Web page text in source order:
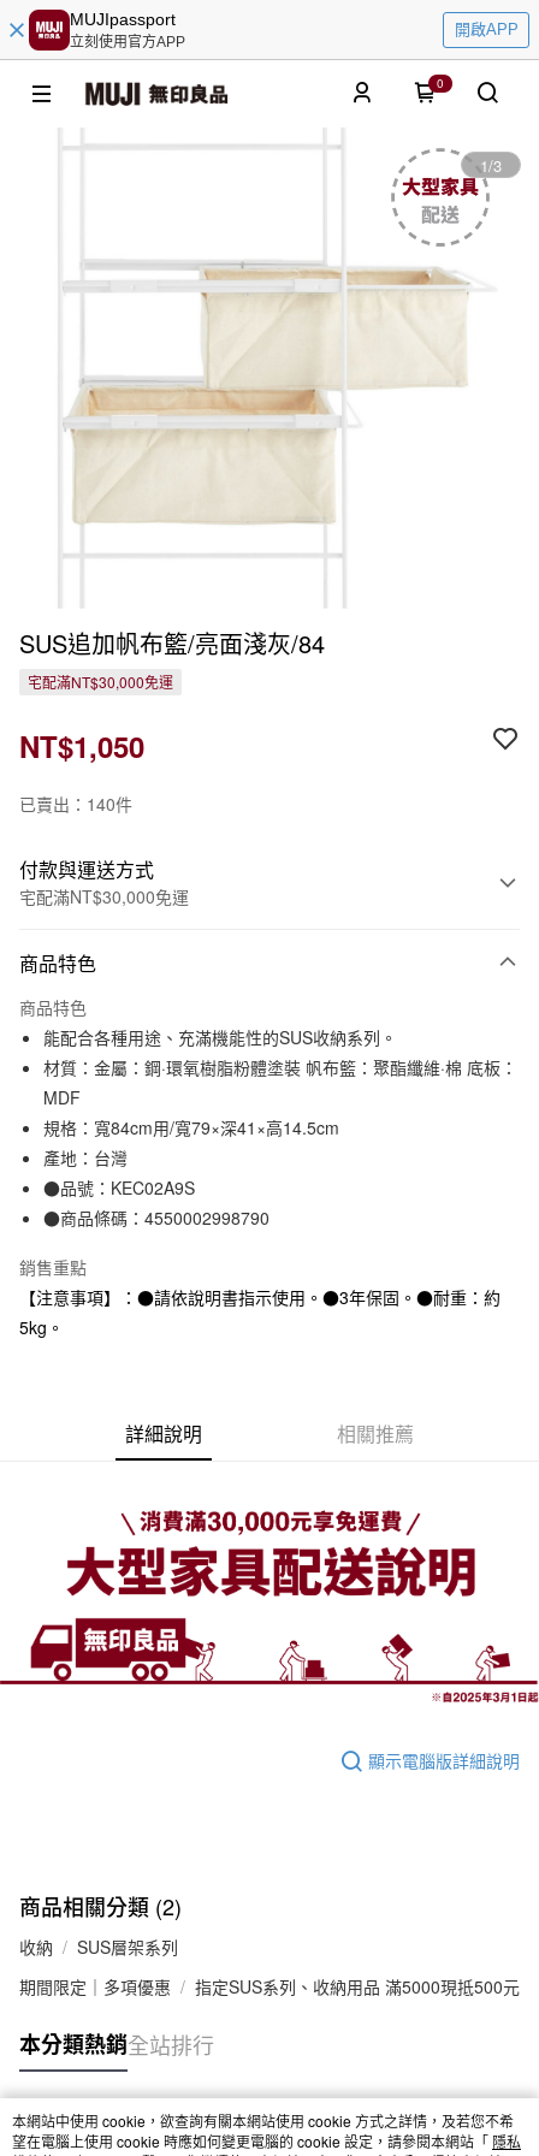
MUJIpassport
立刻使用官方APP
開啟APP
0
1/3
SUS追加帆布籃/亮面淺灰/84
宅配滿NT$30,000免運
NT$1,050
已賣出：140件
付款與運送方式
宅配滿NT$30,000免運
信用卡一次付款
信用卡分期付款
3 期 0 利率 每期NT$350 21家銀行
合作金庫商業銀行
華南商業銀行
彰化商業銀行
上海商業儲蓄銀行
臺灣中小企業銀行
匯豐（台灣）商業銀行
元大商業銀行
玉山商業銀行
星展（台灣）商業銀行
台新國際商業銀行
LINE Pay
Apple Pay
街口支付
運送方式
大型家具配送
商品特色
商品特色
能配合各種用途、充滿機能性的SUS收納系列。
材質：金屬：鋼·環氧樹脂粉體塗裝 帆布籃：聚酯纖維·棉 底板：
MDF
規格：寬84cm用/寬79×深41×高14.5cm
產地：台灣
●品號：KEC02A9S
●商品條碼：4550002998790
銷售重點
【注意事項】：●請依說明書指示使用。●3年保固。●耐重：約
5kg。
詳細說明 相關推薦
顯示電腦版詳細說明
商品相關分類 (2)
收納
SUS層架系列
期間限定｜多項優惠
指定SUS系列、收納用品 滿5000現抵500元
本分類熱銷全站排行
熱門標籤
本網站中使用 cookie，欲查詢有關本網站使用 cookie 方式之詳情，及若您不希
望在電腦上使用 cookie 時應如何變更電腦的 cookie 設定，請參閱本網站「 隱私